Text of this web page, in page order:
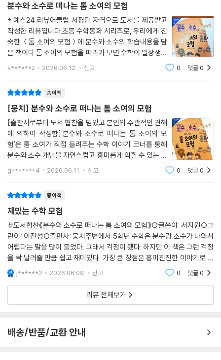
분수와 소수로 떠나는 톰 소여의 모험
* 예스24 리뷰어클럽 서평단 자격으로 도서를 제공받고
작성한 리뷰입니다.초등 수학동화 시리즈로, 우리에게 친
숙한 ＜톰 소여의 모험＞에 분수와 소수의 학습내용을 담
은 책이다.톰 소여의 모험을 따라가 보면 수학이 일상생활
에서 동떨어진 과목이 아니라 밀접하게 연관이 있다는 것
k******z 2026.06.12. 신고 0 댓글0
종이책
[뭉치] 분수와 소수로 떠나는 톰 소여의 모험
[출판사로부터 도서 협찬을 받았고 본인의 주관적인 견해
에 의하여 작성함]'분수와 소수로 떠나는 톰 소여의 모
험'은 톰 소여가 직접 들려주는 수학 이야기 코너를 통해
분수와 소수 개념을 자연스럽고 흥미롭게 익힐 수 있는 책
입니다. 스토리텔링과 함께 등장하는 수학 문제들은 딱딱
한 공식이 아니라, 톰과 친구들의 생활 속 상황과 연결되
g*******4 2026.06.11. 신고 0 댓글0
종이책
재밌는 수학 모험
#도서협찬《분수와 소수로 떠나는 톰 소여의 모험》○글쓴이: 서지원○그
린이: 이진성○출판사: 뭉치주변에서 5학년 수학은 분수랑 소수가 나와서
어렵다는 말을 많이 들었다. 그래서 걱정이 됐다. 하지만 이 책은 그런 걱정
을 싹 날려줄 만큼 쉽고 재미있다. 가장 큰 장점은 흥미진진한 이야기로 수
학을 배우는 '스토리텔링' 방식이라는 점이다. 톰 소여가 이모의 눈을 속여
친구들에게
j******2 2026.06.09. 신고 0 댓글0
리뷰 전체보기
배송/반품/교환 안내